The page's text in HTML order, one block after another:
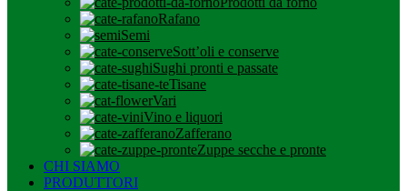
Rafano
Semi
Sott’oli e conserve
Sughi pronti e passate
Tisane
Vari
Vino e liquori
Zafferano
Zuppe secche e pronte
CHI SIAMO
PRODUTTORI